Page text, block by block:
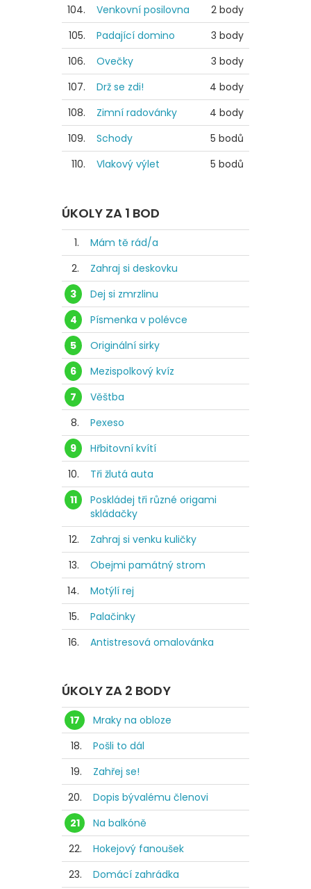
104.
Venkovní posilovna
2 body
105.
Padající domino
3 body
106.
Ovečky
3 body
107.
Drž se zdi!
4 body
108.
Zimní radovánky
4 body
109.
Schody
5 bodů
110.
Vlakový výlet 5 bodů
ÚKOLY ZA 1 BOD
1.
Mám tě rád/a
2.
Zahraj si deskovku
3
Dej si zmrzlinu
4
Písmenka v polévce
5
Originální sirky
6
Mezispolkový kvíz
7
Věštba
8.
Pexeso
9
Hřbitovní kvítí
10.
Tři žlutá auta
11
Poskládej tři různé origami
skládačky
12.
Zahraj si venku kuličky
13.
Obejmi památný strom
14.
Motýlí rej
15.
Palačinky
16.
Antistresová omalovánka
ÚKOLY ZA 2 BODY
17
Mraky na obloze
18.
Pošli to dál
19.
Zahřej se!
20.
Dopis bývalému členovi
21
Na balkóně
22.
Hokejový fanoušek
23.
Domácí zahrádka